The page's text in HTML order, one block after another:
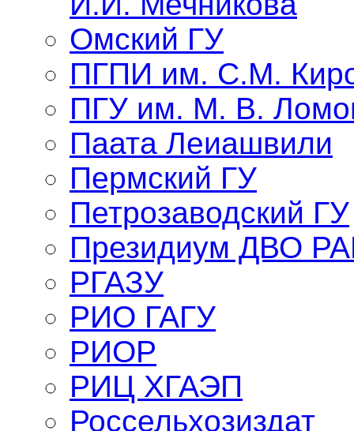
Омский ГУ
ПГПИ им. С.М.
ПГУ им. М. В.
Паата Леиашвили
Пермский ГУ
Петрозаводский ГУ
Президиум ДВО
РГАЗУ
РИО ГАГУ
РИОР
РИЦ ХГАЭП
Россельхозиздат